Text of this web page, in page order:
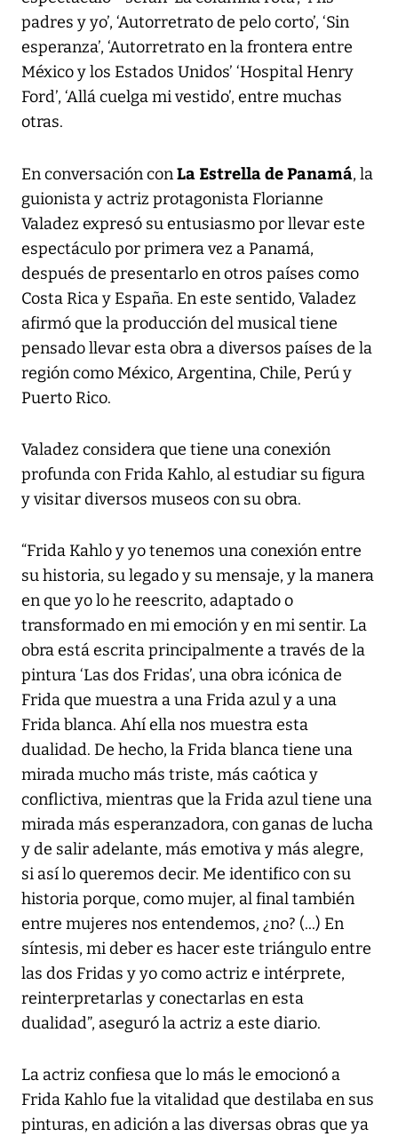
padres y yo’, ‘Autorretrato de pelo corto’, ‘Sin
esperanza’, ‘Autorretrato en la frontera entre
México y los Estados Unidos’ ‘Hospital Henry
Ford’, ‘Allá cuelga mi vestido’, entre muchas
otras.
En conversación conLa Estrella de Panamá, la
guionista y actriz protagonista Florianne
Valadez expresó su entusiasmo por llevar este
espectáculo por primera vez a Panamá,
después de presentarlo en otros países como
Costa Rica y España. En este sentido, Valadez
afirmó que la producción del musical tiene
pensado llevar esta obra a diversos países de la
región como México, Argentina, Chile, Perú y
Puerto Rico.
Valadez considera que tiene una conexión
profunda con Frida Kahlo, al estudiar su figura
y visitar diversos museos con su obra.
“Frida Kahlo y yo tenemos una conexión entre
su historia, su legado y su mensaje, y la manera
en que yo lo he reescrito, adaptado o
transformado en mi emoción y en mi sentir. La
obra está escrita principalmente a través de la
pintura ‘Las dos Fridas’, una obra icónica de
Frida que muestra a una Frida azul y a una
Frida blanca. Ahí ella nos muestra esta
dualidad. De hecho, la Frida blanca tiene una
mirada mucho más triste, más caótica y
conflictiva, mientras que la Frida azul tiene una
mirada más esperanzadora, con ganas de lucha
y de salir adelante, más emotiva y más alegre,
si así lo queremos decir. Me identifico con su
historia porque, como mujer, al final también
entre mujeres nos entendemos, ¿no? (...) En
síntesis, mi deber es hacer este triángulo entre
las dos Fridas y yo como actriz e intérprete,
reinterpretarlas y conectarlas en esta
dualidad”, aseguró la actriz a este diario.
La actriz confiesa que lo más le emocionó a
Frida Kahlo fue la vitalidad que destilaba en sus
pinturas, en adición a las diversas obras que ya